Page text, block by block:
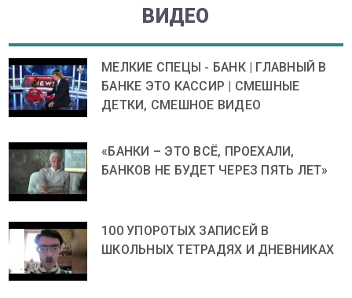
ВИДЕО
МЕЛКИЕ СПЕЦЫ - БАНК | ГЛАВНЫЙ В
БАНКЕ ЭТО КАССИР | СМЕШНЫЕ
ДЕТКИ, СМЕШНОЕ ВИДЕО
«БАНКИ – ЭТО ВСЁ, ПРОЕХАЛИ,
БАНКОВ НЕ БУДЕТ ЧЕРЕЗ ПЯТЬ ЛЕТ»
100 УПОРОТЫХ ЗАПИСЕЙ В
ШКОЛЬНЫХ ТЕТРАДЯХ И ДНЕВНИКАХ